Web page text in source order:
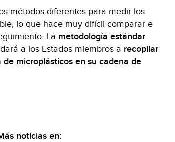
métodos diferentes para medir los
lo que hace muy difícil comparar e
La metodología estándar
a los Estados miembros a recopilar
microplásticos en su cadena de
noticias en: